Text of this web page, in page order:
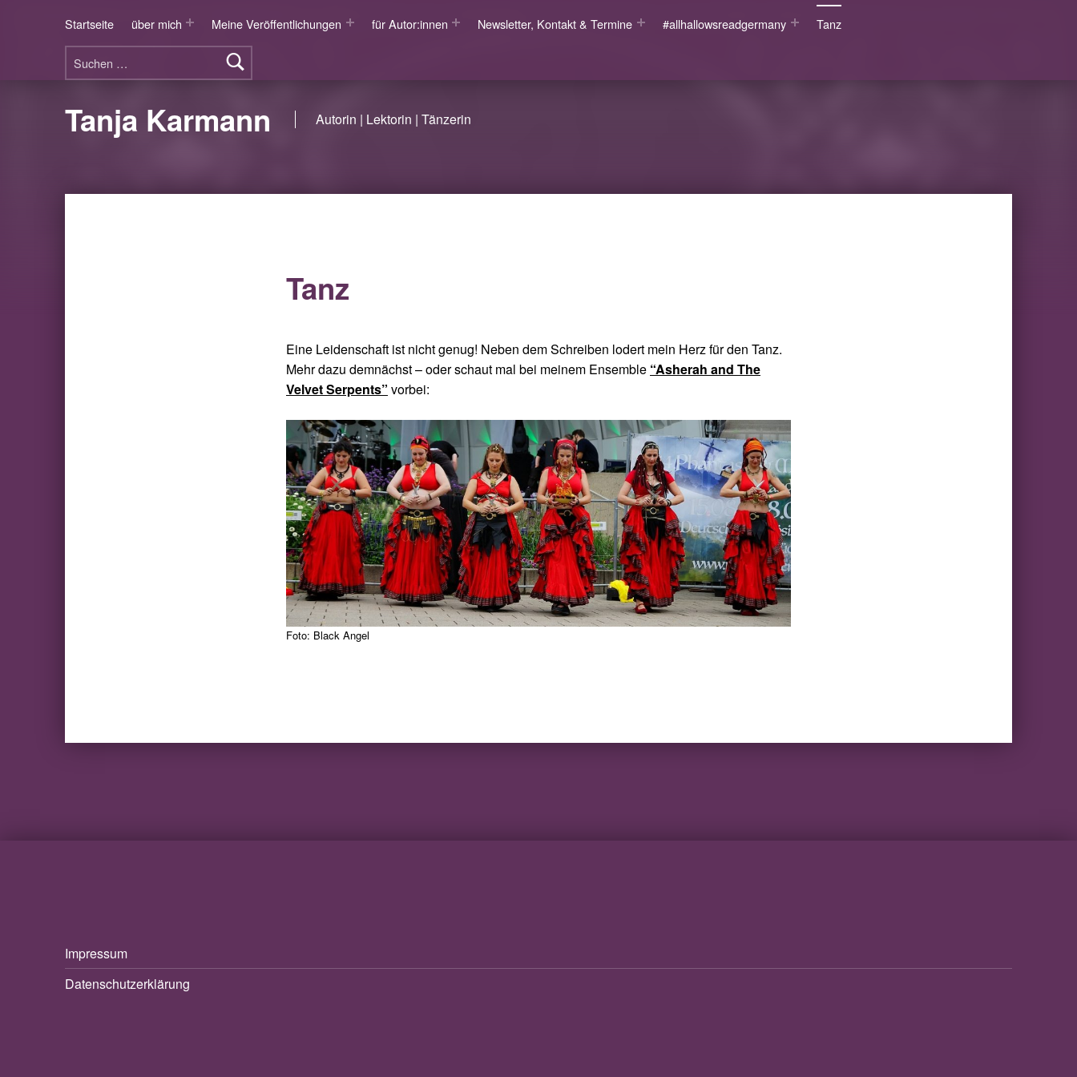
Suchen nach:
Startseite über mich Meine Veröffentlichungen für Autor:innen Newsletter, Kontakt & Termine #allhallowsreadgermany Tanz
Tanja Karmann Autorin | Lektorin | Tänzerin
Tanz
Eine Leidenschaft ist nicht genug! Neben dem Schreiben lodert mein Herz für den Tanz.
Mehr dazu demnächst – oder schaut mal bei meinem Ensemble “Asherah and The
Velvet Serpents” vorbei:
Foto: Black Angel
Impressum
Datenschutzerklärung